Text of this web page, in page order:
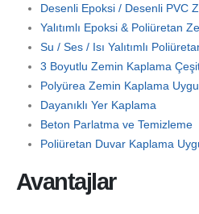
Desenli Epoksi / Desenli PVC
Yalıtımlı Epoksi & Poliüretan
Su / Ses / Isı Yalıtımlı
3 Boyutlu Zemin Kaplama
Polyürea Zemin Kaplama
Dayanıklı Yer Kaplama
Beton Parlatma ve Temizleme
Poliüretan Duvar Kaplama
Avantajlar